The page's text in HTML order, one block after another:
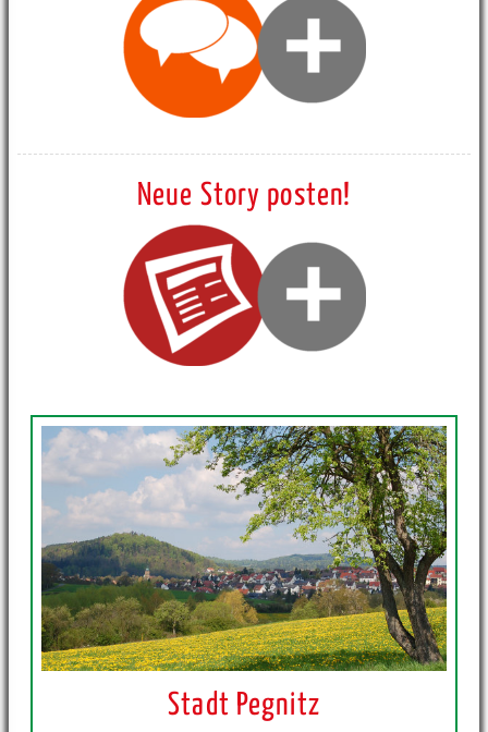
Neue Story posten!
Stadt Pegnitz